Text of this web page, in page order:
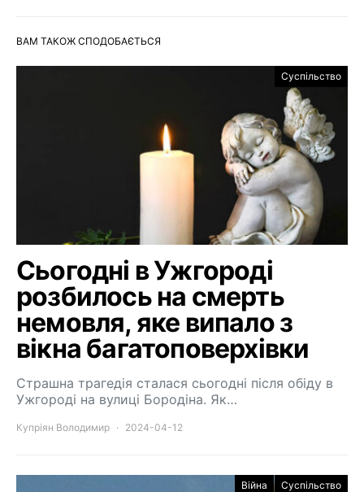
ВАМ ТАКОЖ СПОДОБАЄТЬСЯ
Суспільство
Сьогодні в Ужгороді
розбилось на смерть
немовля, яке випало з
вікна багатоповерхівки
Страшна трагедія сталася сьогодні після обіду в
Ужгороді на вулиці Бородіна. Як…
Купріян Володимир 2024-04-12
Війна Суспільство